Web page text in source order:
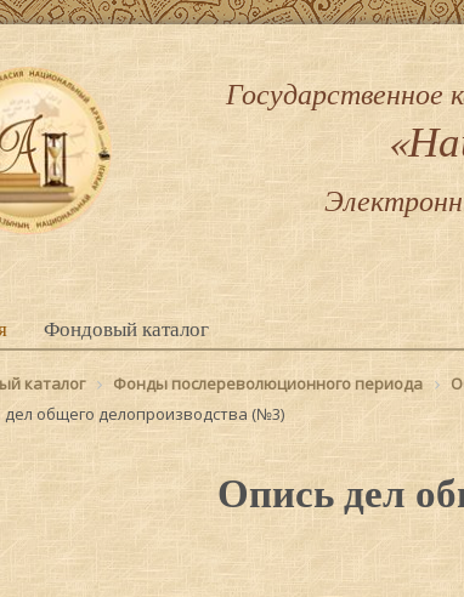
Государственное
Фондовый каталог
каталог Фонды послереволюционного периода
общего делопроизводства (№3)
Опись дел